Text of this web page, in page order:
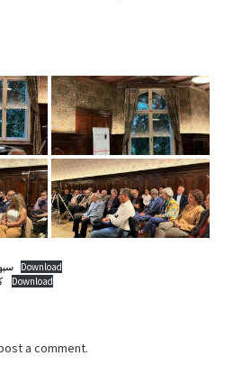
Download
کاظم کردوانی – زندگی نامه – خلاصه
Download
a comment.